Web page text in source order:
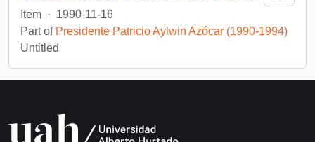
Item · 1990-11-16
Part of Presidente Patricio Aylwin Azócar (1990-1994)
Untitled